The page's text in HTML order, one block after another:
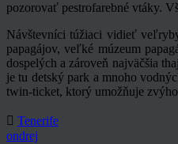
pozorovať pestrofarebné vtáky.
Návštevníci túžiaci vidieť
papagájov, veľké múzeum
dospelých a zároveň najväčšia
je tu detský park a mnoho
twin-ticket, ktorý umožňuje
Tenerife
ondrej